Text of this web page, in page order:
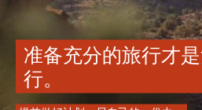
准备充分的旅行才
行。